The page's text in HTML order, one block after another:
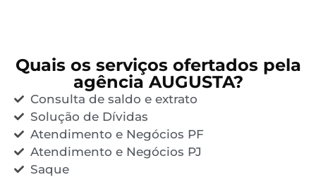
Quais os serviços ofertados pela
agência AUGUSTA?
Consulta de saldo e extrato
Solução de Dívidas
Atendimento e Negócios PF
Atendimento e Negócios PJ
Saque